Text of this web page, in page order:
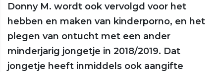
Donny M. wordt ook vervolgd voor het
hebben en maken van kinderporno, en het
plegen van ontucht met een ander
minderjarig jongetje in 2018/2019. Dat
jongetje heeft inmiddels ook aangifte